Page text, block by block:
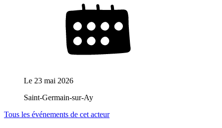
Le 23 mai 2026
Saint-Germain-sur-Ay
Tous les événements de cet acteur